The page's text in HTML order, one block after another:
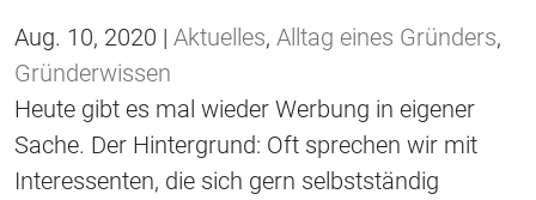
Aug. 10, 2020 | Aktuelles, Alltag eines Gründers,
Gründerwissen
Heute gibt es mal wieder Werbung in eigener
Sache. Der Hintergrund: Oft sprechen wir mit
Interessenten, die sich gern selbstständig